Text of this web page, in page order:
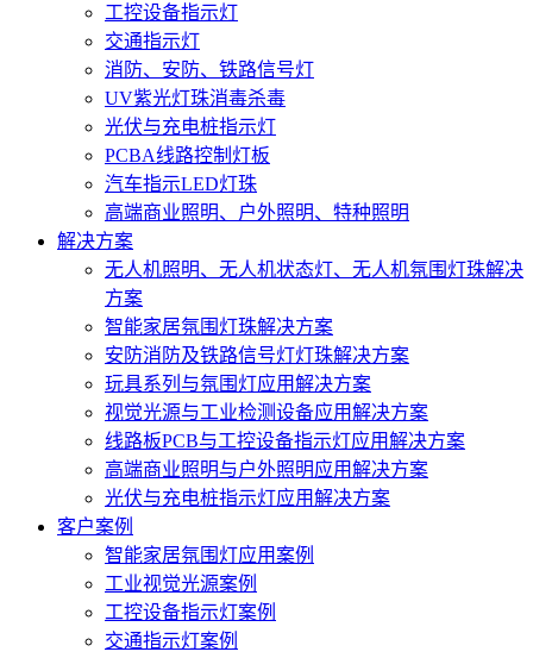
工控设备指示灯
交通指示灯
消防、安防、铁路信号灯
UV紫光灯珠消毒杀毒
光伏与充电桩指示灯
PCBA线路控制灯板
汽车指示LED灯珠
高端商业照明、户外照明、特种照明
解决方案
无人机照明、无人机状态灯、无人机氛围灯珠解决
方案
智能家居氛围灯珠解决方案
安防消防及铁路信号灯灯珠解决方案
玩具系列与氛围灯应用解决方案
视觉光源与工业检测设备应用解决方案
线路板PCB与工控设备指示灯应用解决方案
高端商业照明与户外照明应用解决方案
光伏与充电桩指示灯应用解决方案
客户案例
智能家居氛围灯应用案例
工业视觉光源案例
工控设备指示灯案例
交通指示灯案例